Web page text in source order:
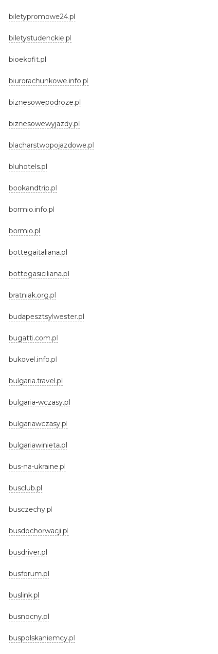
biletypromowe24.pl
biletystudenckie.pl
bioekofit.pl
biurorachunkowe.info.pl
biznesowepodroze.pl
biznesowewyjazdy.pl
blacharstwopojazdowe.pl
bluhotels.pl
bookandtrip.pl
bormio.info.pl
bormio.pl
bottegaitaliana.pl
bottegasiciliana.pl
bratniak.org.pl
budapesztsylwester.pl
bugatti.com.pl
bukovel.info.pl
bulgaria.travel.pl
bulgaria-wczasy.pl
bulgariawczasy.pl
bulgariawinieta.pl
bus-na-ukraine.pl
busclub.pl
busczechy.pl
busdochorwacji.pl
busdriver.pl
busforum.pl
buslink.pl
busnocny.pl
buspolskaniemcy.pl